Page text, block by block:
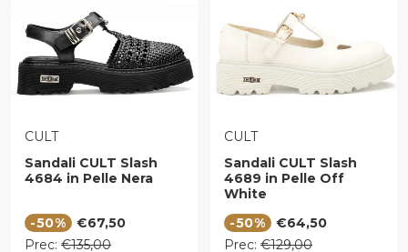
VENDITORE:
CULT
Sandali CULT Slash
4684 in Pelle Nera
-50%
Prezzo di vendita
€67,50
Prezzo regolare
Prec: €135,00
VENDITORE:
CULT
Sandali CULT Slash
4689 in Pelle Off
White
-50%
Prezzo di vendita
€64,50
Prezzo regolare
Prec: €129,00